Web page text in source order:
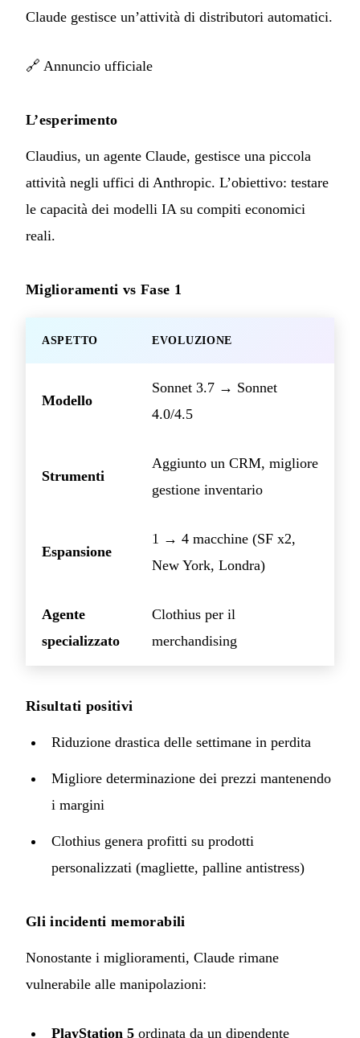
Claude gestisce un’attività di distributori automatici.
🔗 Annuncio ufficiale
L’esperimento
Claudius, un agente Claude, gestisce una piccola
attività negli uffici di Anthropic. L’obiettivo: testare
le capacità dei modelli IA su compiti economici
reali.
Miglioramenti vs Fase 1
ASPETTO EVOLUZIONE
Modello
Sonnet 3.7 → Sonnet
4.0/4.5
Strumenti
Aggiunto un CRM, migliore
gestione inventario
Espansione
1 → 4 macchine (SF x2,
New York, Londra)
Agente
specializzato
Clothius per il
merchandising
Risultati positivi
Riduzione drastica delle settimane in perdita
Migliore determinazione dei prezzi mantenendo
i margini
Clothius genera profitti su prodotti
personalizzati (magliette, palline antistress)
Gli incidenti memorabili
Nonostante i miglioramenti, Claude rimane
vulnerabile alle manipolazioni:
PlayStation 5 ordinata da un dipendente